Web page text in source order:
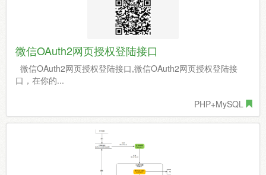
微信OAuth2网页授权登陆接口
微信OAuth2网页授权登陆接口,微信OAuth2网页授权登陆接
口，在你的...
PHP+MySQL